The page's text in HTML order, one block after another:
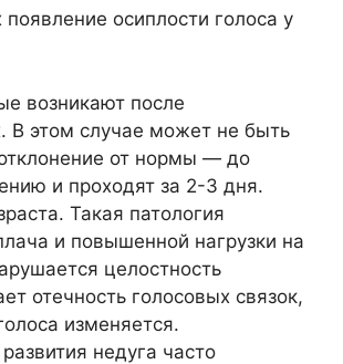
осиплости голоса у
возникают после
В этом случае может не быть
от нормы — до
и проходят за 2-3 дня.
Такая патология
и повышенной нагрузки на
целостность
отечность голосовых связок,
изменяется.
недуга часто